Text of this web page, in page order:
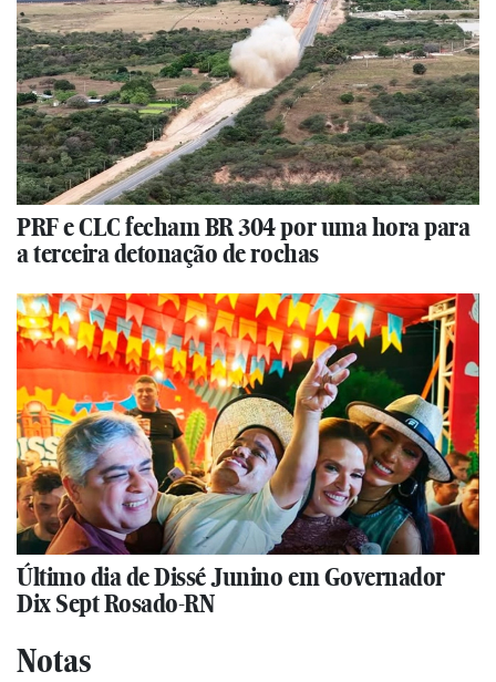
PRF e CLC fecham BR 304 por uma hora para
a terceira detonação de rochas
Último dia de Dissé Junino em Governador
Dix Sept Rosado-RN
Notas